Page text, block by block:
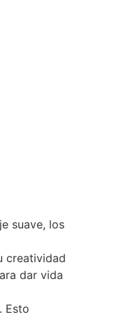
suave, los
creatividad
dar vida
Esto